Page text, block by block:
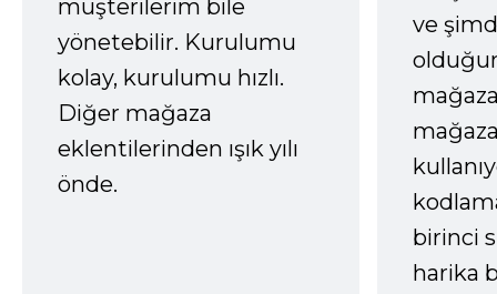
müşterilerim bile
yönetebilir. Kurulumu
kolay, kurulumu hızlı.
Diğer mağaza
eklentilerinden ışık yılı
önde.
ve
birinci
harika